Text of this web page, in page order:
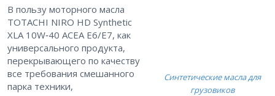
Синтетические масла для
грузовиков
В пользу моторного масла
TOTACHI NIRO HD Synthetic
XLA 10W‑40 ACEA E6/E7, как
универсального продукта,
перекрывающего по качеству
все требования смешанного
парка техники,